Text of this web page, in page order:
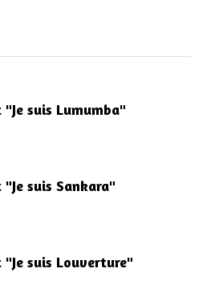
"Je suis Lumumba"
"Je suis Sankara"
"Je suis Louverture"